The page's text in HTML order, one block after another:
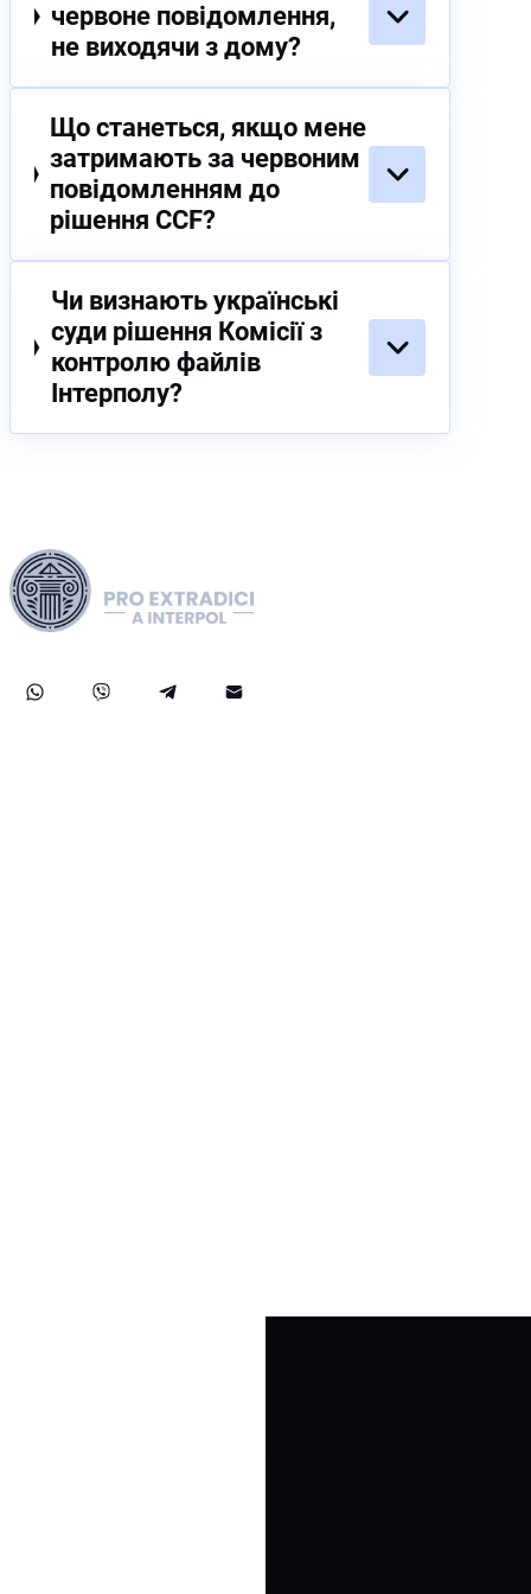
червоне повідомлення,
не виходячи з дому?
Що станеться, якщо мене
затримають за червоним
повідомленням до
рішення CCF?
Чи визнають українські
суди рішення Комісії з
контролю файлів
Інтерполу?